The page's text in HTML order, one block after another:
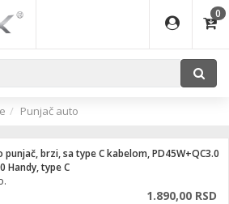
0
Punjač auto
punjač, brzi, sa type C kabelom, PD45W+QC3.0
Handy, type C
1.890,00 RSD